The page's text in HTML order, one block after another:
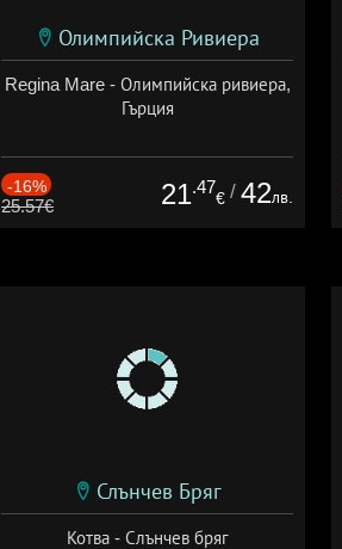
Олимпийска Ривиера
Regina Mare - Олимпийска ривиера,
Гърция
-16%
25.57€ 21.47
€ / 42лв.
Слънчев Бряг
Котва - Слънчев бряг